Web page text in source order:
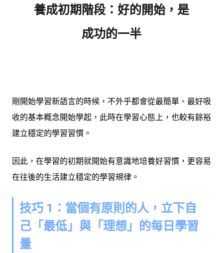
養成初期階段：好的開始，是
成功的一半
剛開始學習新語言的時候，不外乎都會從最簡單、最好吸
收的基本概念開始學起，此時在學習心態上，也較有餘裕
建立穩定的學習習慣。
因此，在學習的初期就開始有意識地培養好習慣，更容易
在往後的生活建立穩定的學習規律。
技巧 1：當個有原則的人，立下自
己「最低」與「理想」的每日學習
量